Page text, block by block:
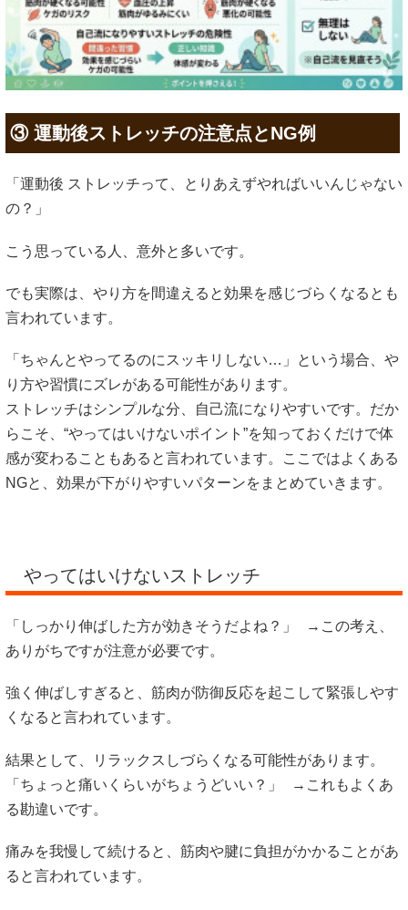
③ 運動後ストレッチの注意点とNG例
「運動後 ストレッチって、とりあえずやればいいんじゃない
の？」
こう思っている人、意外と多いです。
でも実際は、やり方を間違えると効果を感じづらくなるとも
言われています。
「ちゃんとやってるのにスッキリしない…」という場合、や
り方や習慣にズレがある可能性があります。
ストレッチはシンプルな分、自己流になりやすいです。だか
らこそ、“やってはいけないポイント”を知っておくだけで体
感が変わることもあると言われています。ここではよくある
NGと、効果が下がりやすいパターンをまとめていきます。
やってはいけないストレッチ
「しっかり伸ばした方が効きそうだよね？」 →この考え、
ありがちですが注意が必要です。
強く伸ばしすぎると、筋肉が防御反応を起こして緊張しやす
くなると言われています。
結果として、リラックスしづらくなる可能性があります。
「ちょっと痛いくらいがちょうどいい？」 →これもよくあ
る勘違いです。
痛みを我慢して続けると、筋肉や腱に負担がかかることがあ
ると言われています。